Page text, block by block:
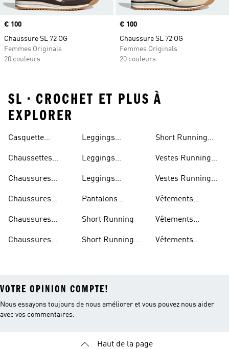
Prix
€ 100
Chaussure SL 72 OG
Femmes Originals
20 couleurs
Prix
€ 100
Chaussure SL 72 OG
Femmes Originals
20 couleurs
SL • CROCHET ET PLUS À
EXPLORER
Casquette
Chaussettes
Chaussures
Chaussures
Chaussures
Chaussures
Leggings
Leggings
Leggings
Pantalons
Short Running
Short Running
Short Running
Vestes Running
Vestes Running
Vêtements
Vêtements
Vêtements
VOTRE OPINION COMPTE!
Nous essayons toujours de nous améliorer et vous pouvez nous aider
avec vos commentaires.
Haut de la page